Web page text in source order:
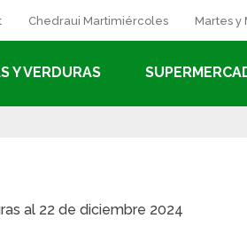
Chedraui Martimiércoles Martes y
Y VERDURAS
al 22 de diciembre 2024